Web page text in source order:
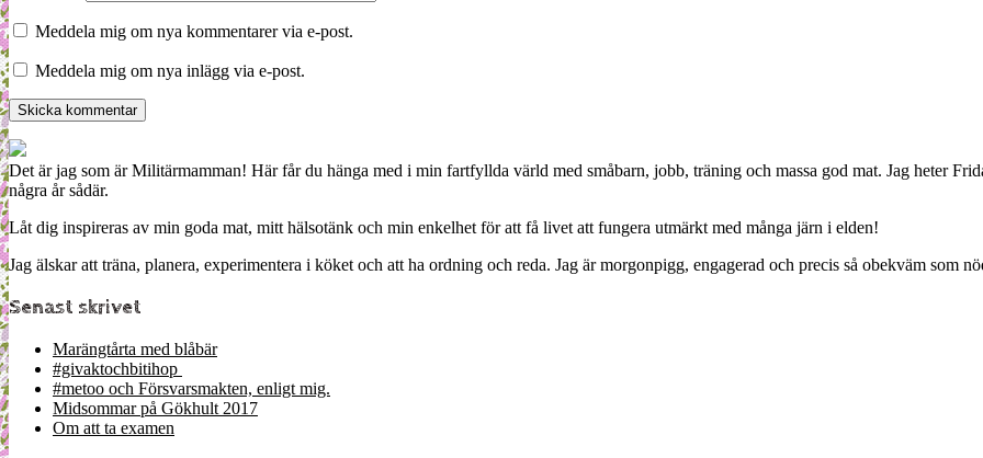
Meddela mig om nya kommentarer via e-post.
Meddela mig om nya inlägg via e-post.
Det är jag som är Militärmamman! Här får du hänga med i min fartfyllda värld med småbarn, jobb, träning och massa god mat. Jag heter
några år sådär.
Låt dig inspireras av min goda mat, mitt hälsotänk och min enkelhet för att få livet att fungera utmärkt med många järn i elden!
Jag älskar att träna, planera, experimentera i köket och att ha ordning och reda. Jag är morgonpigg, engagerad och precis så obekväm som
Senast skrivet
Marängtårta med blåbär
#givaktochbitihop
#metoo och Försvarsmakten, enligt mig.
Midsommar på Gökhult 2017
Om att ta examen